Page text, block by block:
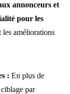
annonceurs et
pour les
améliorations
: En plus de
par